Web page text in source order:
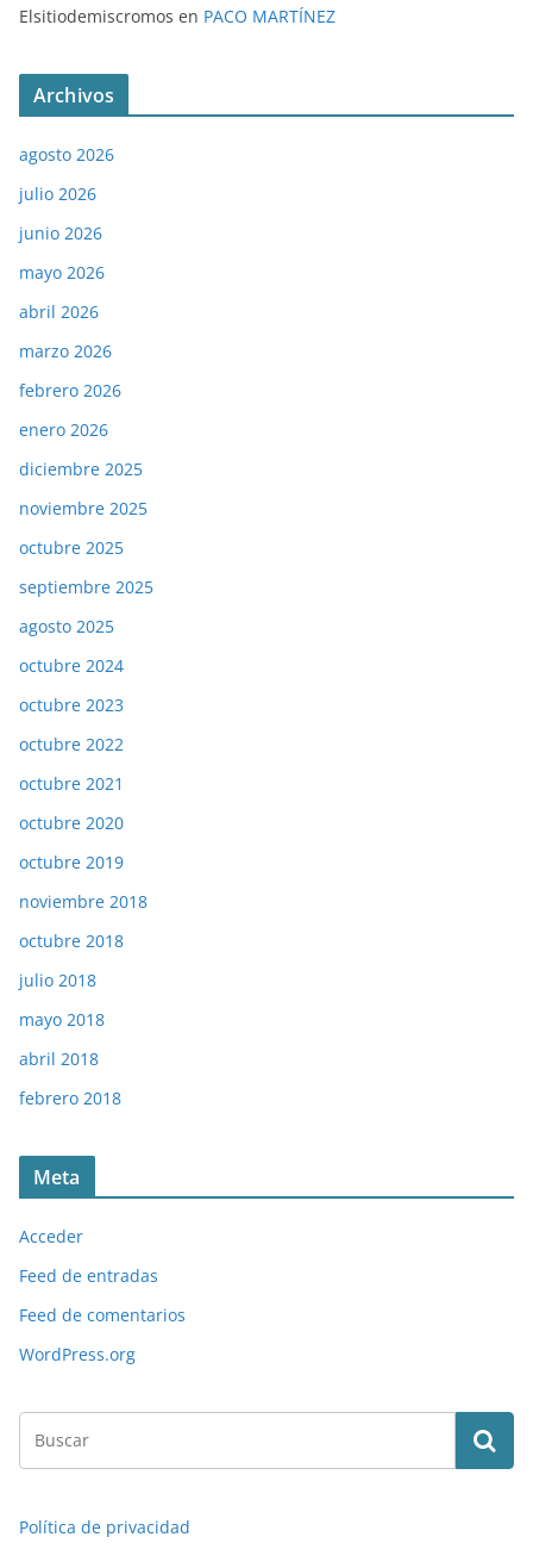
Elsitiodemiscromos en PACO MARTÍNEZ
Archivos
agosto 2026
julio 2026
junio 2026
mayo 2026
abril 2026
marzo 2026
febrero 2026
enero 2026
diciembre 2025
noviembre 2025
octubre 2025
septiembre 2025
agosto 2025
octubre 2024
octubre 2023
octubre 2022
octubre 2021
octubre 2020
octubre 2019
noviembre 2018
octubre 2018
julio 2018
mayo 2018
abril 2018
febrero 2018
Meta
Acceder
Feed de entradas
Feed de comentarios
WordPress.org
Política de privacidad